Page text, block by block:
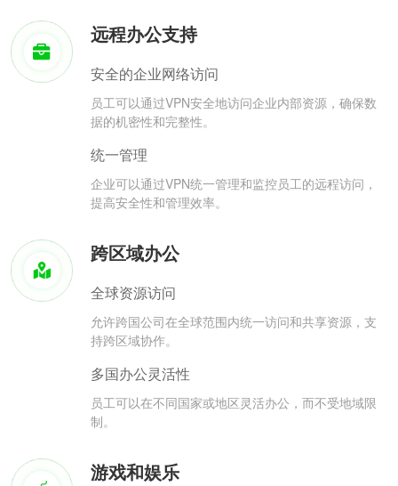
远程办公支持
安全的企业网络访问
员工可以通过VPN安全地访问企业内部资源，确保数
据的机密性和完整性。
统一管理
企业可以通过VPN统一管理和监控员工的远程访问，
提高安全性和管理效率。
跨区域办公
全球资源访问
允许跨国公司在全球范围内统一访问和共享资源，支
持跨区域协作。
多国办公灵活性
员工可以在不同国家或地区灵活办公，而不受地域限
制。
游戏和娱乐